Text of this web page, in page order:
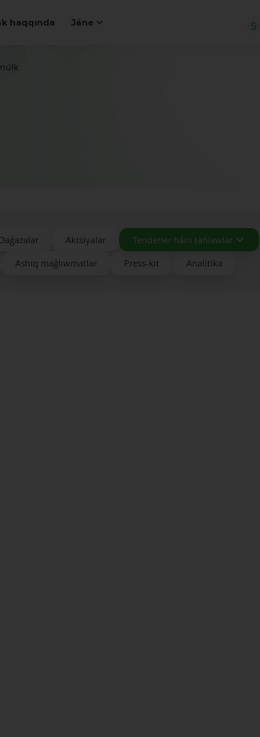
haqqında Jáne
Daǵazalar Aktsiyalar Tenderler hám tańlawlar
Ashıq maǵlıwmatlar Press-kit Analitika